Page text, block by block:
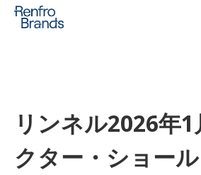
リンネル2026年
クター・ショー